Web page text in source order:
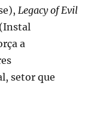
Legacy of Evil
a
setor que